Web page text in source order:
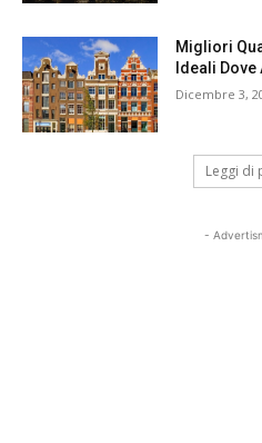
Migliori
Ideali
Dicembre 3,
Leggi di
-